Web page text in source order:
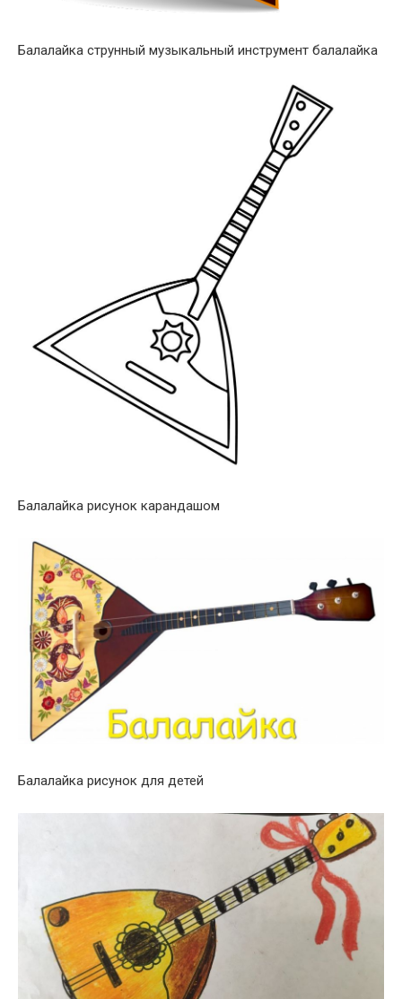
Балалайка струнный музыкальный инструмент балалайка
Балалайка рисунок карандашом
Балалайка рисунок для детей